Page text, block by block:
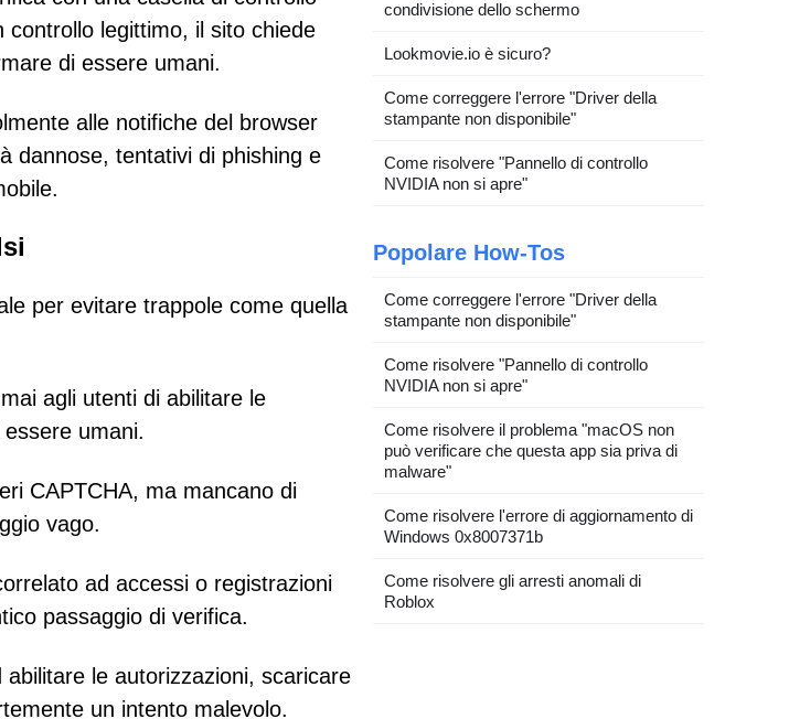
legittimo, il sito chiede
di essere umani.
alle notifiche del browser
dannose, tentativi di phishing e
per evitare trappole come quella
agli utenti di abilitare le
umani.
CAPTCHA, ma mancano di
vago.
ad accessi o registrazioni
passaggio di verifica.
le autorizzazioni, scaricare
un intento malevolo.
condivisione dello schermo
Lookmovie.io è sicuro?
Come correggere l'errore "Driver della
stampante non disponibile"
Come risolvere "Pannello di controllo
NVIDIA non si apre"
Popolare How-Tos
Come correggere l'errore "Driver della
stampante non disponibile"
Come risolvere "Pannello di controllo
NVIDIA non si apre"
Come risolvere il problema "macOS non
può verificare che questa app sia priva di
malware"
Come risolvere l'errore di aggiornamento di
Windows 0x8007371b
Come risolvere gli arresti anomali di
Roblox